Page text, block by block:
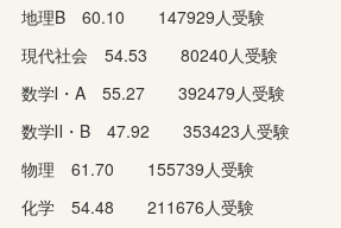
地理B 60.10 147929人受験
現代社会 54.53 80240人受験
数学Ⅰ・A 55.27 392479人受験
数学Ⅱ・B 47.92 353423人受験
物理 61.70 155739人受験
化学 54.48 211676人受験